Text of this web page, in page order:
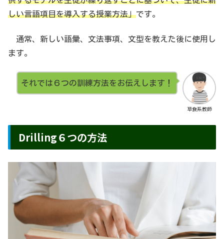
しい言語項目を導入する授業方法」です。
通常、新しい語彙、文法事項、文型を教えた後に使用し
ます。
草食系教師
それでは６つの訓練方法をお伝えします！
Drilling６つの方法